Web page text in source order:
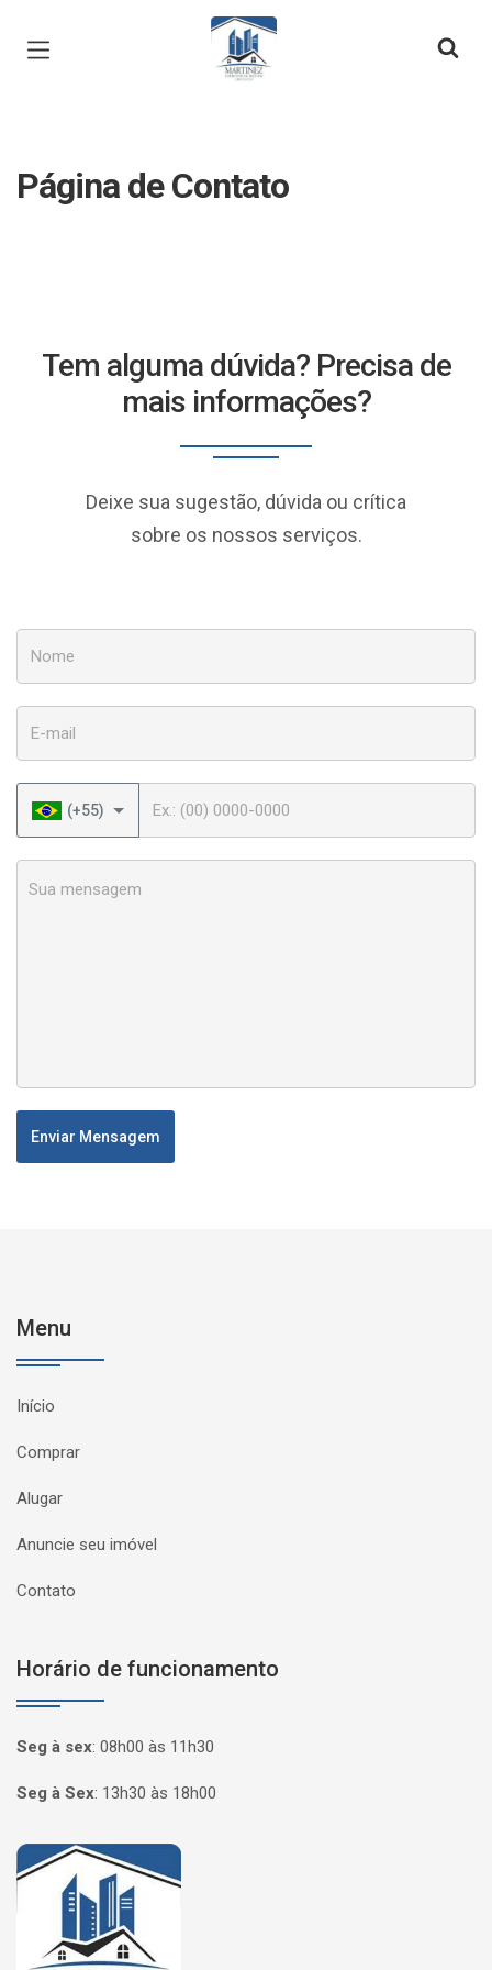
Página inicial
Página de Contato
Tem alguma dúvida? Precisa de
mais informações?
Deixe sua sugestão, dúvida ou crítica
sobre os nossos serviços.
(+55)
Enviar Mensagem
Menu
Início
Comprar
Alugar
Anuncie seu imóvel
Contato
Horário de funcionamento
Seg à sex: 08h00 às 11h30
Seg à Sex: 13h30 às 18h00
Página inicial